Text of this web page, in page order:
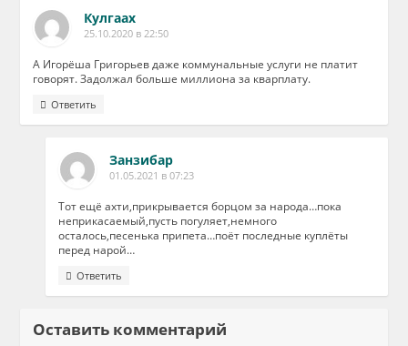
Кулгаах
25.10.2020 в 22:50
А Игорёша Григорьев даже коммунальные услуги не платит
говорят. Задолжал больше миллиона за кварплату.
Ответить
Занзибар
01.05.2021 в 07:23
Тот ещё ахти,прикрывается борцом за народа…пока
неприкасаемый,пусть погуляет,немного
осталось,песенька припета…поёт последные куплёты
перед нарой…
Ответить
Оставить комментарий